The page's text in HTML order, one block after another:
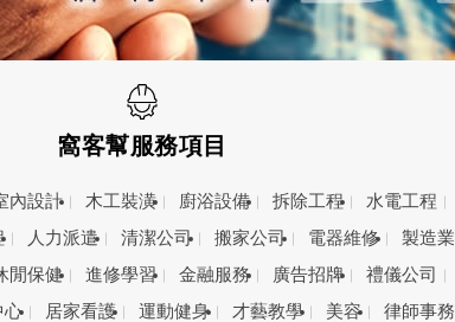
窩客幫服務項目
內設計 木工裝潢 廚浴設備 拆除工程
水電工程
人力派遣 清潔公司 搬家公司 電器維修
製造業
閒保健 進修學習 金融服務 廣告招牌
禮儀公司
心 居家看護 運動健身 才藝教學 美容
律師事務